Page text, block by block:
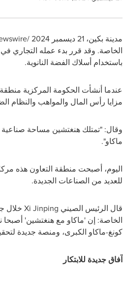
مدينة بكين، 21 ديسمبر 2024 /
الخاصة. وقد قرر بدء عمله التجاري
باستخدام أسلاك الفضة النانوية.
عندما أنشأت الحكومة المركزية منطقة
مزايا رأس المال والمواهب والنظام
وقال: "تمتلك هنغتشين مساحة صناعية
ماكاو".
للعديد من الصناعات الجديدة.
قال الرئيس الصيني Xi Jinping خلال
الخاصة: إن 'ماكاو مع هنغتشين' أصبحا
كونغ-ماكاو الكبرى، ومنصة جديدة
آفاق جديدة للابتكار